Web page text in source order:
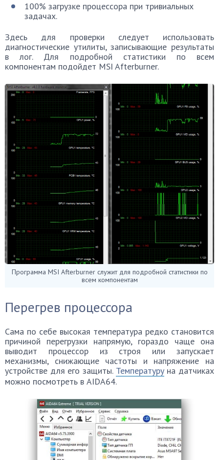
100% загрузке процессора при тривиальных
задачах.
Здесь для проверки следует использовать
диагностические утилиты, записывающие результаты
в лог. Для подробной статистики по всем
компонентам подойдет MSI Afterburner.
Программа MSI Afterburner служит для подробной статистики по
всем компонентам
Перегрев процессора
Сама по себе высокая температура редко становится
причиной перегрузки напрямую, гораздо чаще она
выводит процессор из строя или запускает
механизмы, снижающие частоты и напряжение на
устройстве для его защиты. Температуруна датчиках
можно посмотреть в AIDA64.